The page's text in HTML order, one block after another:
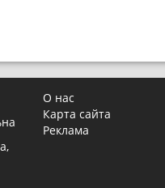
О нас
Карта сайта
Реклама